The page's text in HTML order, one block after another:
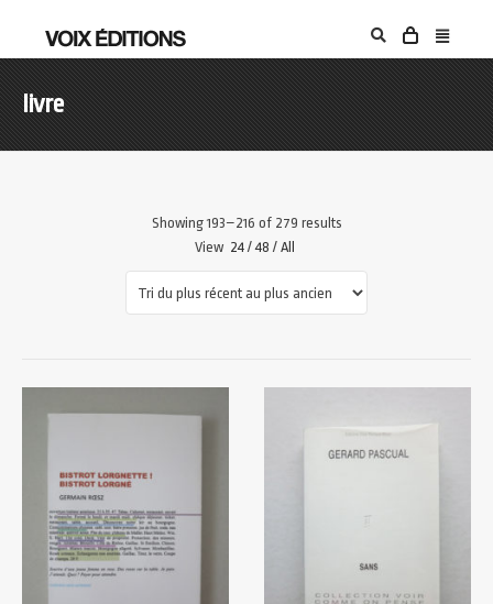
livre
Showing 193–216 of 279 results
View 24 / 48 / All